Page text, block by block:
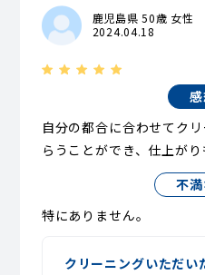
鹿児島県 50歳 女性
2024.04.18
自分の都合に合わせてク
らうことができ、仕上がり
不
特にありません。
クリーニングいただい